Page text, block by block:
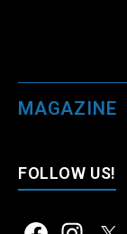
MAGAZINE
FOLLOW US!